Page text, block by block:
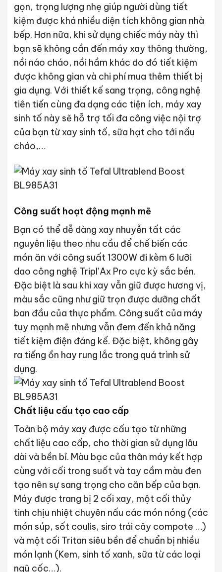
gọn, trọng lượng nhẹ giúp người dùng tiết
kiệm được khá nhiều diện tích không gian nhà
bếp. Hơn nữa, khi sử dụng chiếc máy này thì
bạn sẽ không cần đến máy xay thông thường,
nồi náo cháo, nồi hầm khác do đó tiết kiệm
được không gian và chi phí mua thêm thiết bị
gia dụng. Với thiết kế sang trọng, công nghệ
tiên tiến cùng đa dạng các tiện ích, máy xay
sinh tố này sẽ hỗ trợ tối đa công việc nội trợ
của bạn từ xay sinh tố, sữa hạt cho tới nấu
cháo,…
Công suất hoạt động mạnh mẽ
Bạn có thể dễ dàng xay nhuyễn tất các
nguyên liệu theo nhu cầu để chế biến các
món ăn với công suất 1300W đi kèm 6 lưỡi
dao công nghệ Tripl’Ax Pro cực kỳ sắc bén.
Đặc biệt là sau khi xay vẫn giữ được hương vị,
màu sắc cũng như giữ trọn được dưỡng chất
ban đầu của thực phẩm. Công suất của máy
tuy mạnh mẽ nhưng vẫn đem đến khả năng
tiết kiệm điện đáng kể. Đặc biệt, không gây
ra tiếng ồn hay rung lắc trong quá trình sử
dụng.
Chất liệu cấu tạo cao cấp
Toàn bộ máy xay được cấu tạo từ những
chất liệu cao cấp, cho thời gian sử dụng lâu
dài và bền bỉ. Màu bạc của thân máy kết hợp
cùng với cối trong suốt và tay cầm màu đen
tạo nên sự sang trọng cho căn bếp của bạn.
Máy được trang bị 2 cối xay, một cối thủy
tinh chịu nhiệt chuyên nấu các món nóng (các
món súp, sốt coulis, siro trái cây compote …)
và một cối Tritan siêu bền để chuẩn bị nhiều
món lạnh (Kem, sinh tố xanh, sữa từ các loại
ngũ cốc…).